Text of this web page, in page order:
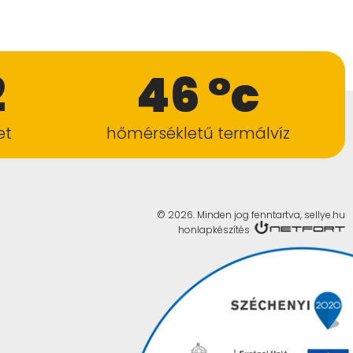
46 °c
hőmérsékletű termálvíz
© 2026. Minden jog fenntartva, sellye.hu
honlapkészítés